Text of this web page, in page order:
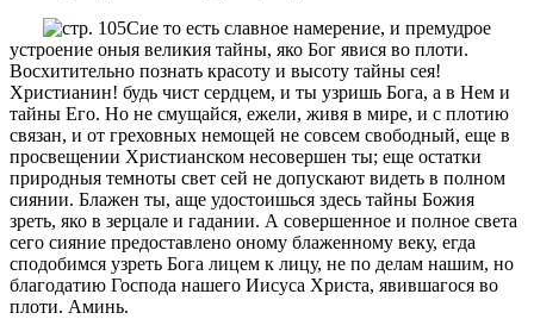
Сие то есть славное намерение, и премудрое
устроение оныя великия тайны, яко Бог явися во плоти.
Восхитительно познать красоту и высоту тайны сея!
Христианин! будь чист сердцем, и ты узришь Бога, а в Нем и
тайны Его. Но не смущайся, ежели, живя в мире, и с плотию
связан, и от греховных немощей не совсем свободный, еще в
просвещении Христианском несовершен ты; еще остатки
природныя темноты свет сей не допускают видеть в полном
сиянии. Блажен ты, аще удостоишься здесь тайны Божия
зреть, яко в зерцале и гадании. А совершенное и полное света
сего сияние предоставлено оному блаженному веку, егда
сподобимся узреть Бога лицем к лицу, не по делам нашим, но
благодатию Господа нашего Иисуса Христа, явившагося во
плоти. Аминь.